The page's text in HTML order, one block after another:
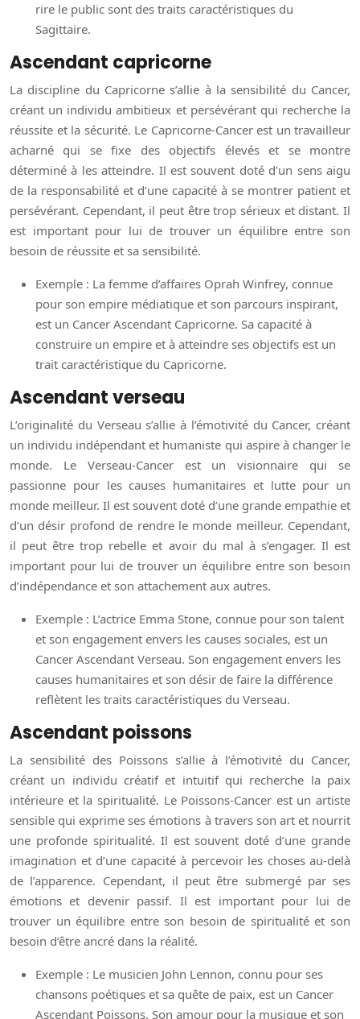
rire le public sont des traits caractéristiques du
Sagittaire.
Ascendant capricorne
La discipline du Capricorne s’allie à la sensibilité du Cancer,
créant un individu ambitieux et persévérant qui recherche la
réussite et la sécurité. Le Capricorne-Cancer est un travailleur
acharné qui se fixe des objectifs élevés et se montre
déterminé à les atteindre. Il est souvent doté d’un sens aigu
de la responsabilité et d’une capacité à se montrer patient et
persévérant. Cependant, il peut être trop sérieux et distant. Il
est important pour lui de trouver un équilibre entre son
besoin de réussite et sa sensibilité.
Exemple : La femme d’affaires Oprah Winfrey, connue
pour son empire médiatique et son parcours inspirant,
est un Cancer Ascendant Capricorne. Sa capacité à
construire un empire et à atteindre ses objectifs est un
trait caractéristique du Capricorne.
Ascendant verseau
L’originalité du Verseau s’allie à l’émotivité du Cancer, créant
un individu indépendant et humaniste qui aspire à changer le
monde. Le Verseau-Cancer est un visionnaire qui se
passionne pour les causes humanitaires et lutte pour un
monde meilleur. Il est souvent doté d’une grande empathie et
d’un désir profond de rendre le monde meilleur. Cependant,
il peut être trop rebelle et avoir du mal à s’engager. Il est
important pour lui de trouver un équilibre entre son besoin
d’indépendance et son attachement aux autres.
Exemple : L’actrice Emma Stone, connue pour son talent
et son engagement envers les causes sociales, est un
Cancer Ascendant Verseau. Son engagement envers les
causes humanitaires et son désir de faire la différence
reflètent les traits caractéristiques du Verseau.
Ascendant poissons
La sensibilité des Poissons s’allie à l’émotivité du Cancer,
créant un individu créatif et intuitif qui recherche la paix
intérieure et la spiritualité. Le Poissons-Cancer est un artiste
sensible qui exprime ses émotions à travers son art et nourrit
une profonde spiritualité. Il est souvent doté d’une grande
imagination et d’une capacité à percevoir les choses au-delà
de l’apparence. Cependant, il peut être submergé par ses
émotions et devenir passif. Il est important pour lui de
trouver un équilibre entre son besoin de spiritualité et son
besoin d’être ancré dans la réalité.
Exemple : Le musicien John Lennon, connu pour ses
chansons poétiques et sa quête de paix, est un Cancer
Ascendant Poissons. Son amour pour la musique et son